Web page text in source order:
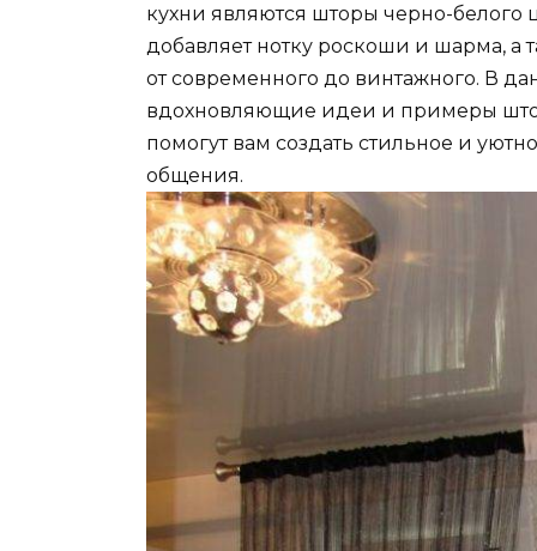
кухни являются шторы черно-белого
добавляет нотку роскоши и шарма, а
от современного до винтажного. В
вдохновляющие идеи и примеры
помогут вам создать стильное и
общения.